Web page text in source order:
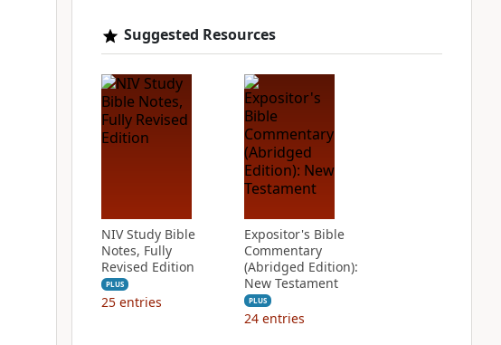
Suggested Resources
NIV Study Bible
Notes, Fully
Revised Edition
PLUS
25 entries
Expositor's Bible
Commentary
(Abridged Edition):
New Testament
PLUS
24 entries